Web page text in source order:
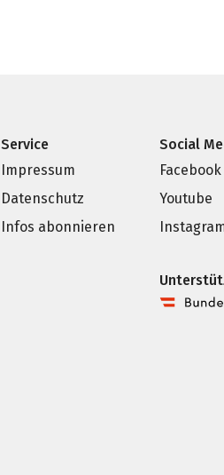
Service
Impressum
Datenschutz
Infos abonnieren
Social
Facebook
Youtube